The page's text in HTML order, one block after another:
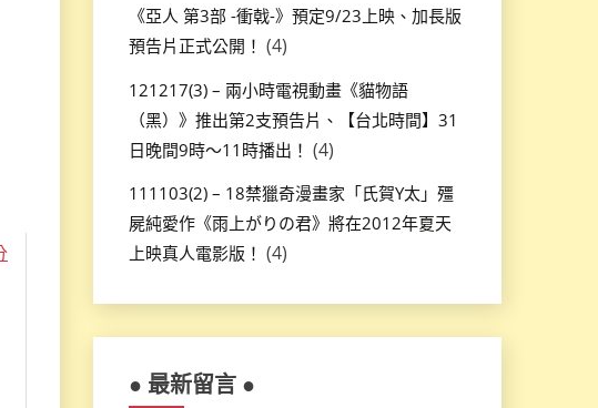
《亞人 第3部 -衝戟-》預定9/23上映、加長版
預告片正式公開！ (4)
121217(3) – 兩小時電視動畫《貓物語
（黑）》推出第2支預告片、【台北時間】31
日晚間9時～11時播出！ (4)
111103(2) – 18禁獵奇漫畫家「氏賀Y太」殭
屍純愛作《雨上がりの君》將在2012年夏天
上映真人電影版！ (4)
● 最新留言 ●